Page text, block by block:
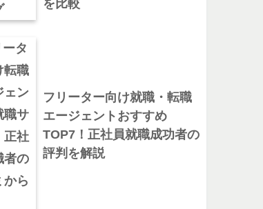
を比較
フリーター向け就職・転職
エージェントおすすめ
TOP7！正社員就職成功者の
評判を解説